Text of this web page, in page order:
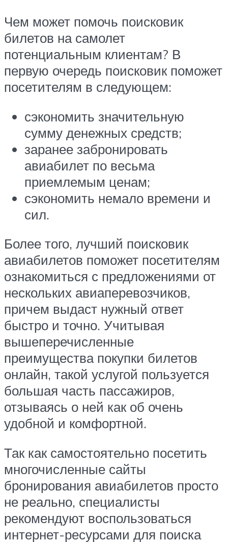
Чем может помочь поисковик
билетов на самолет
потенциальным клиентам? В
первую очередь поисковик поможет
посетителям в следующем:
сэкономить значительную
сумму денежных средств;
заранее забронировать
авиабилет по весьма
приемлемым ценам;
сэкономить немало времени и
сил.
Более того, лучший поисковик
авиабилетов поможет посетителям
ознакомиться с предложениями от
нескольких авиаперевозчиков,
причем выдаст нужный ответ
быстро и точно. Учитывая
вышеперечисленные
преимущества покупки билетов
онлайн, такой услугой пользуется
большая часть пассажиров,
отзываясь о ней как об очень
удобной и комфортной.
Так как самостоятельно посетить
многочисленные сайты
бронирования авиабилетов просто
не реально, специалисты
рекомендуют воспользоваться
интернет-ресурсами для поиска